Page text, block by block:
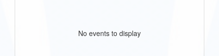
No events to display